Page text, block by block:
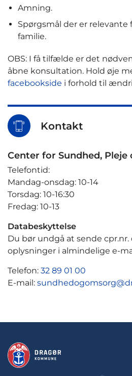
Amning.
Spørgsmål der er relevante
familie.
OBS: I få tilfælde er det
åbne konsultation. Hold øje
facebookside i forhold til
Kontakt
Center for Sundhed,
Telefontid:
Mandag-onsdag: 10-14
Torsdag: 10-16:30
Fredag: 10-13
Databeskyttelse
Du bør undgå at sende
oplysninger i almindelige e-
Telefon: 32 89 01 00
E-mail: